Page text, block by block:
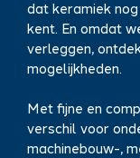
dat keramiek
kent. En omdat
verleggen,
mogelijkheden.
Met fijne en
verschil voor
machinebouw-,